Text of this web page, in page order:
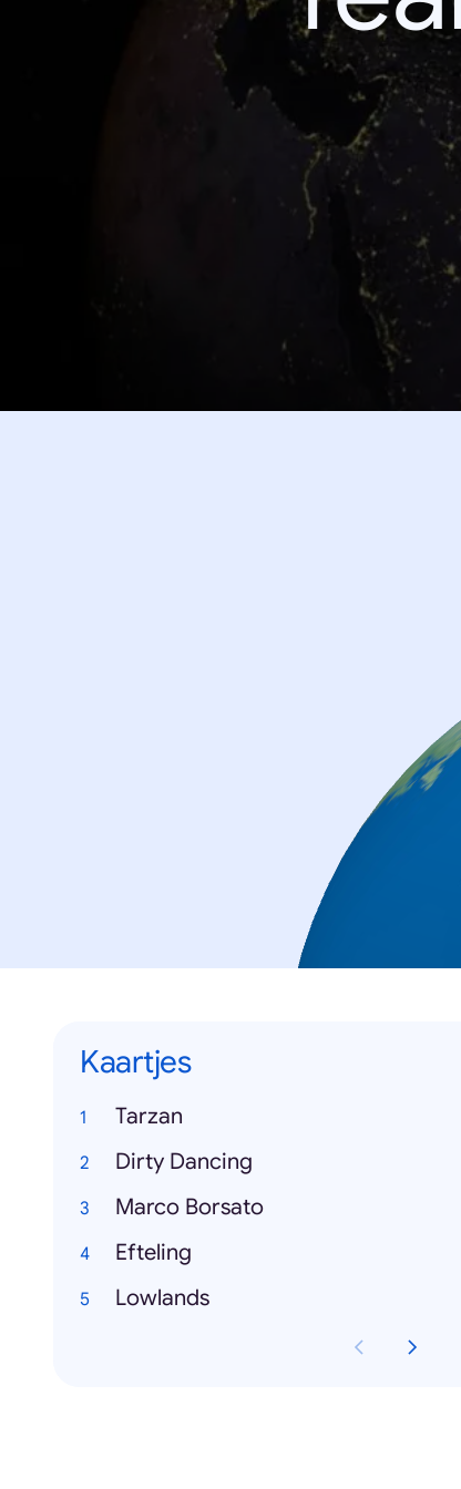
Kaartjes
Tarzan
Dirty Dancing
Marco Borsato
Efteling
Lowlands